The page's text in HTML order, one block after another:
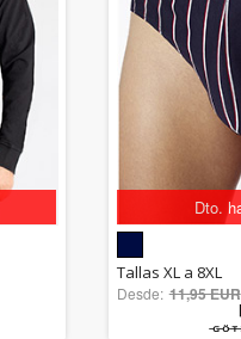
Dto.
5.00
out
Tallas XL a 8XL
Desde: 11,95 EUR